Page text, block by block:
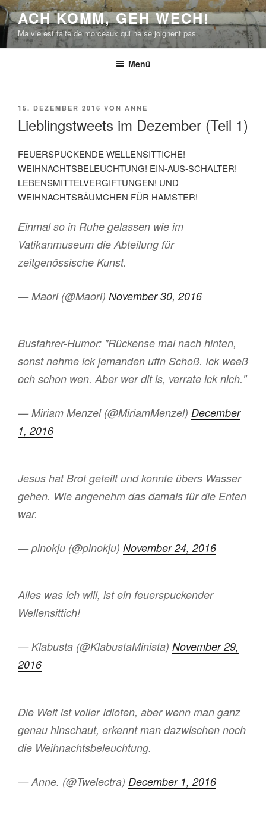
Zum
Inhalt
springen
ACH KOMM, GEH WECH!
Ma vie est faite de morceaux qui ne se joignent pas.
Menü
VERÖFFENTLICHT
15. DEZEMBER 2016 VON ANNE
Lieblingstweets im Dezember (Teil 1)
FEUERSPUCKENDE WELLENSITTICHE!
WEIHNACHTSBELEUCHTUNG! EIN-AUS-SCHALTER!
LEBENSMITTELVERGIFTUNGEN! UND
WEIHNACHTSBÄUMCHEN FÜR HAMSTER!
Einmal so in Ruhe gelassen wie im
Vatikanmuseum die Abteilung für
zeitgenössische Kunst.
— Maori (@Maori) November 30, 2016
Busfahrer-Humor: "Rückense mal nach hinten,
sonst nehme ick jemanden uffn Schoß. Ick weeß
och schon wen. Aber wer dit is, verrate ick nich."
— Miriam Menzel (@MiriamMenzel) December
1, 2016
Jesus hat Brot geteilt und konnte übers Wasser
gehen. Wie angenehm das damals für die Enten
war.
— pinokju (@pinokju) November 24, 2016
Alles was ich will, ist ein feuerspuckender
Wellensittich!
— Klabusta (@KlabustaMinista) November 29,
2016
Die Welt ist voller Idioten, aber wenn man ganz
genau hinschaut, erkennt man dazwischen noch
die Weihnachtsbeleuchtung.
— Anne. (@Twelectra) December 1, 2016